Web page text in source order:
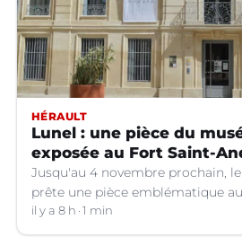
HÉRAULT
Lunel : une pièce du
exposée au Fort Saint-
Jusqu'au 4 novembre prochain,
prête une pièce emblématique
Villeneuve-lez-Avignon (Gard).
il y a 8 h 1 min